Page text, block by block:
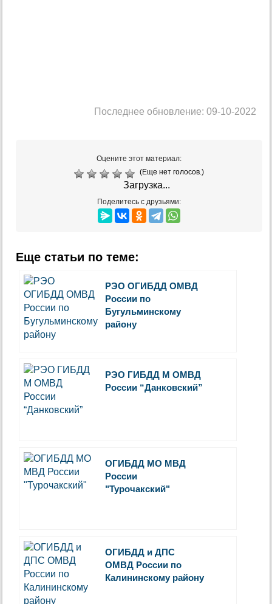
Последнее обновление: 09-10-2022
Оцените этот материал:
(Еще нет голосов.)
Загрузка...
Поделитесь с друзьями:
Еще статьи по теме:
РЭО ОГИБДД ОМВД
России по
Бугульминскому
району
РЭО ГИБДД М ОМВД
России “Данковский”
ОГИБДД МО МВД
России
"Турочакский"
ОГИБДД и ДПС
ОМВД России по
Калининскому району